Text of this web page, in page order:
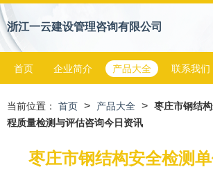
浙江一云建设管理咨询有限公司
首页 企业简介 产品大全 联系我们
当前位置： 首页 > 产品大全 > 枣庄市钢结
程质量检测与评估咨询今日资讯
枣庄市钢结构安全检测